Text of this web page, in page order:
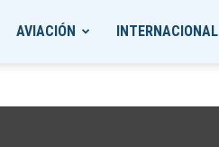
AVIACIÓN INTERNACIONAL